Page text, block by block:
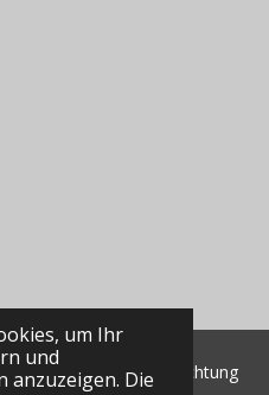
um Ihr
und
anzuzeigen. Die
& Co. KG Marktbeobachtung